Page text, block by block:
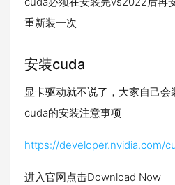
重新装一次
安装cuda
显卡驱动就不说了，大家自己
cuda的安装注意事项
https://developer.nvidia.com/
进入官网点击Download Now